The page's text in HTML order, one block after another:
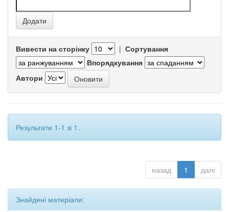
Вивести на сторінку | Сортування
Впорядкування
Автори
Результати 1-1 зі 1.
назад 1 далі
Знайдені матеріали: